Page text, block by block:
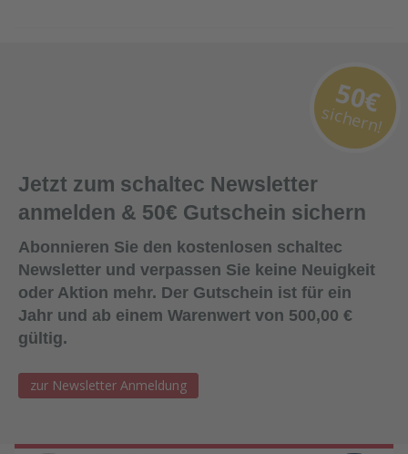
Jetzt zum schaltec Newsletter
anmelden & 50€ Gutschein sichern
Abonnieren Sie den kostenlosen schaltec
Newsletter und verpassen Sie keine Neuigkeit
oder Aktion mehr. Der Gutschein ist für ein
Jahr und ab einem Warenwert von 500,00 €
gültig.
zur Newsletter Anmeldung
50€
sichern!